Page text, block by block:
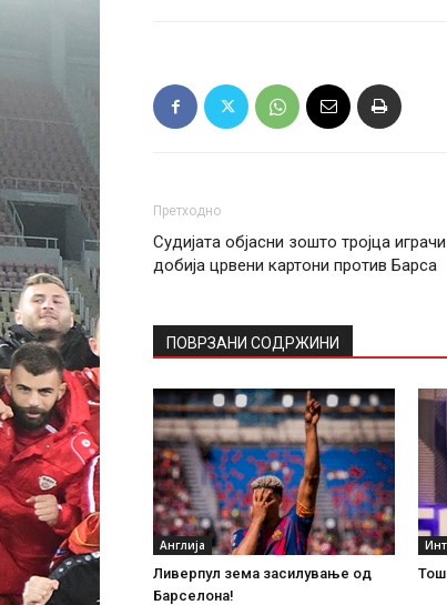
Претходно
Судијата објасни зошто тројца
добија црвени картони против Барса
ПОВРЗАНИ СОДРЖИНИ
Англија
Ливерпул зема засилување од
Барселона!